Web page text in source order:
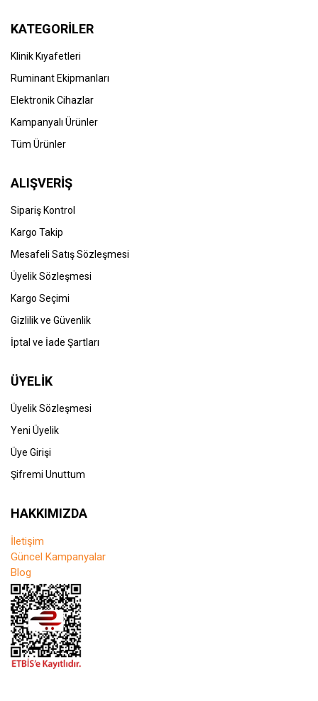
KATEGORİLER
Klinik Kıyafetleri
Ruminant Ekipmanları
Elektronik Cihazlar
Kampanyalı Ürünler
Tüm Ürünler
ALIŞVERİŞ
Sipariş Kontrol
Kargo Takip
Mesafeli Satış Sözleşmesi
Üyelik Sözleşmesi
Kargo Seçimi
Gizlilik ve Güvenlik
İptal ve İade Şartları
ÜYELİK
Üyelik Sözleşmesi
Yeni Üyelik
Üye Girişi
Şifremi Unuttum
HAKKIMIZDA
İletişim
Güncel Kampanyalar
Blog